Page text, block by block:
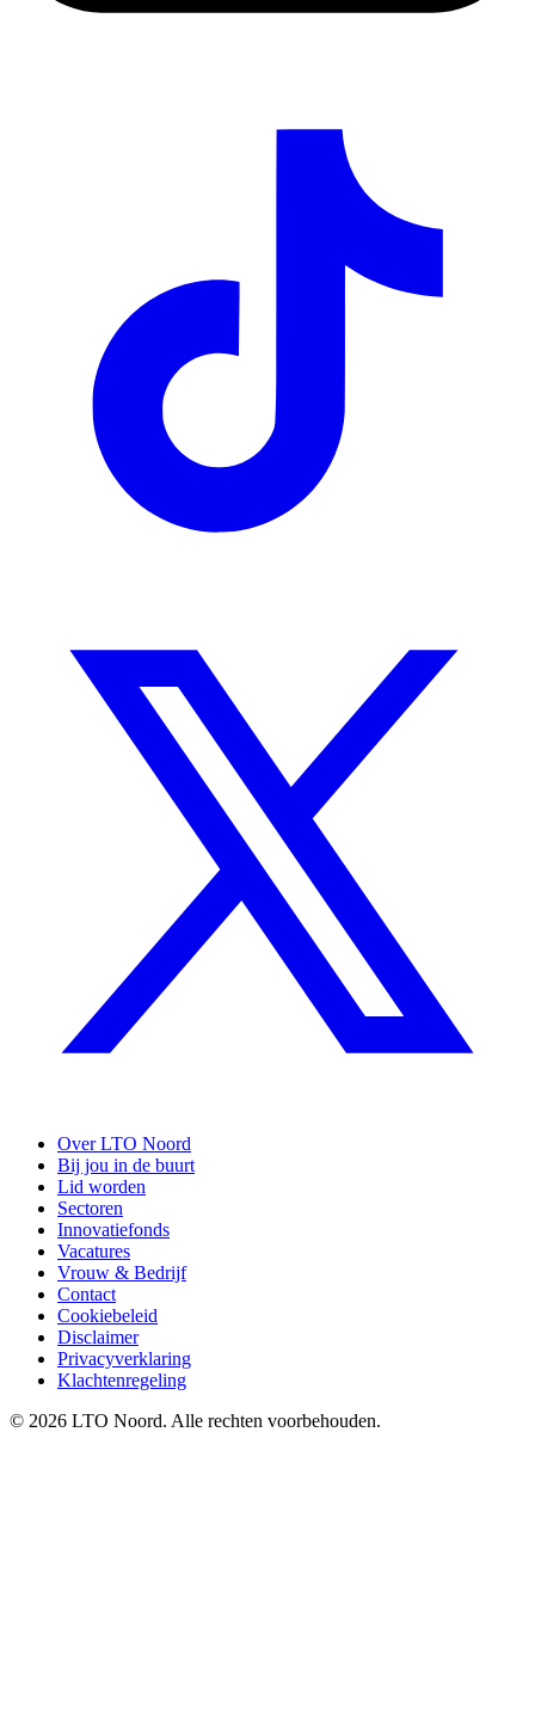
Over LTO Noord
Bij jou in de buurt
Lid worden
Sectoren
Innovatiefonds
Vacatures
Vrouw & Bedrijf
Contact
Cookiebeleid
Disclaimer
Privacyverklaring
Klachtenregeling
© 2026 LTO Noord. Alle rechten voorbehouden.